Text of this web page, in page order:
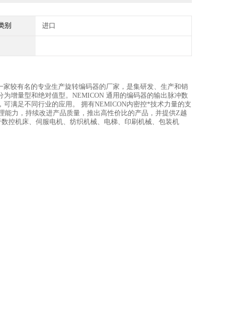
别 进口
家较有名的专业生产旋转编码器的厂家，是集研发、生产和销
增量型和绝对值型。NEMICON 通用的编码器的输出脉冲数
可满足不同行业的应用。 拥有NEMICON内密控*技术力量的支
力，持续改进产品质量，推出高性价比的产品，并提供Z越
控机床、伺服电机、纺织机械、电梯、印刷机械、包装机